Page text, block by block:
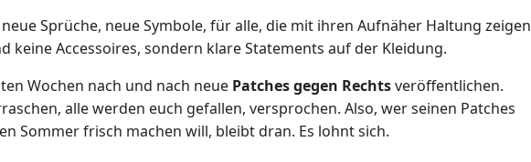
Sprüche, neue Symbole, für alle, die mit ihren Aufnäher Haltung zeigen
keine Accessoires, sondern klare Statements auf der Kleidung.
Wochen nach und nach neue Patches gegen Rechtsveröffentlichen.
alle werden euch gefallen, versprochen. Also, wer seinen Patches
Sommer frisch machen will, bleibt dran. Es lohnt sich.